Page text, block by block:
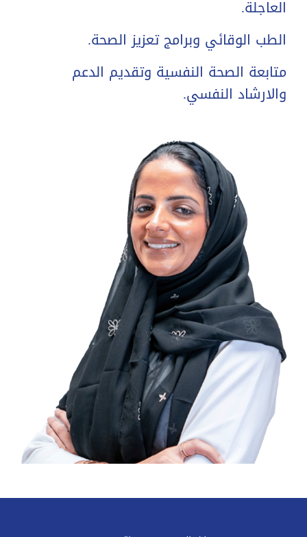
العاجلة.
الطب الوقائي وبرامج تعزيز الصحة.
متابعة الصحة النفسية وتقديم الدعم
والارشاد النفسي.